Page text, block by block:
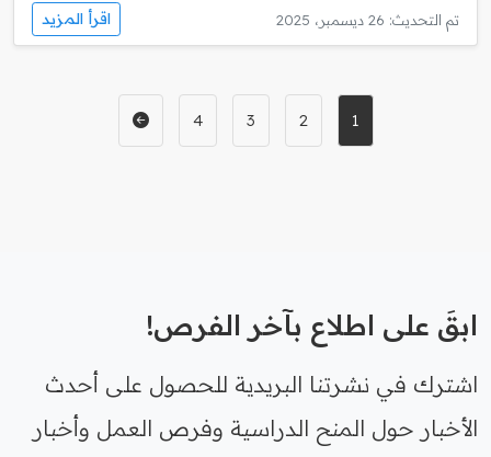
تم التحديث: 26 ديسمبر، 2025 اقرأ المزيد
1
2
3
4
ابقَ على اطلاع بآخر الفرص!
اشترك في نشرتنا البريدية للحصول على أحدث
الأخبار حول المنح الدراسية وفرص العمل وأخبار